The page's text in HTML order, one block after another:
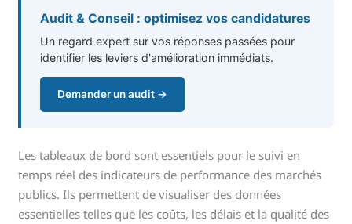
Audit & Conseil : optimisez vos candidatures
Un regard expert sur vos réponses passées pour
identifier les leviers d'amélioration immédiats.
Demander un audit →
Les tableaux de bord sont essentiels pour le suivi en
temps réel des indicateurs de performance des marchés
publics. Ils permettent de visualiser des données
essentielles telles que les coûts, les délais et la qualité des